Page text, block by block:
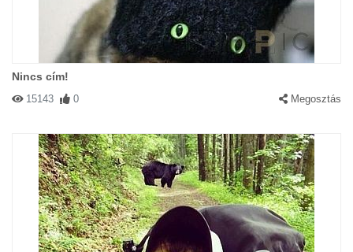
Nincs cím!
15143 0 Megosztás